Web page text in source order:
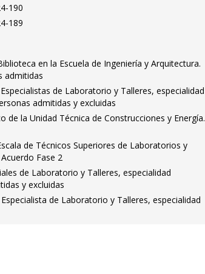
190
189
en la Escuela de Ingeniería y Arquitectura.
admitidas
de Laboratorio y Talleres, especialidad
admitidas y excluidas
de la Unidad Técnica de Construcciones y Energía.
de Técnicos Superiores de Laboratorios y
Fase 2
de Laboratorio y Talleres, especialidad
y excluidas
de Laboratorio y Talleres, especialidad